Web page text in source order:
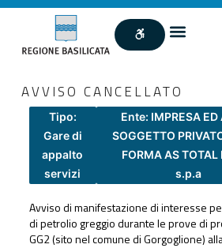
AVVISO CANCELLATO
Tipo:
Gare di
appalto
servizi
Ente: IMPRESA ED
SOGGETTO
FORMA AS TOTAL
s.p.a
Avviso di manifestazione di interesse
di petrolio greggio durante le prove di
GG2 (sito nel comune di Gorgoglione)